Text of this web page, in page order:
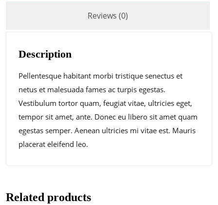
Reviews (0)
Description
Pellentesque habitant morbi tristique senectus et
netus et malesuada fames ac turpis egestas.
Vestibulum tortor quam, feugiat vitae, ultricies eget,
tempor sit amet, ante. Donec eu libero sit amet quam
egestas semper. Aenean ultricies mi vitae est. Mauris
placerat eleifend leo.
Related products